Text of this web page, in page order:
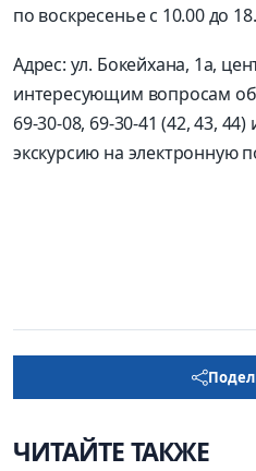
по воскресенье с 10.00 до
Адрес: ул. Бокейхана, 1а,
интересующим вопросам
69-30-08, 69-30-41 (42, 43,
экскурсию на электронную
ЧИТАЙТЕ ТАКЖЕ